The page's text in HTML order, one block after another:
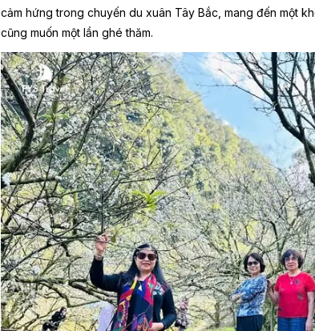
cảm hứng trong chuyến du xuân Tây Bắc, mang đến một
cũng muốn một lần ghé thăm.